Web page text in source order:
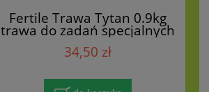
Fertile Trawa Tytan 0.9kg
trawa do zadań specjalnych
na gleby słabe i suche oraz
skarpy
34,50 zł